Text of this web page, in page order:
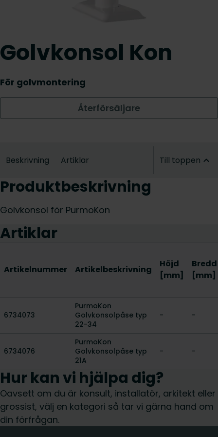
Golvkonsol Kon
För golvmontering
Återförsäljare
Beskrivning Artiklar Till toppen
Produktbeskrivning
Golvkonsol för PurmoKon
Artiklar
Artikelnummer Artikelbeskrivning
Höjd
[mm]
Bredd
[mm]
6734073
PurmoKon
Golvkonsolpåse typ
22-34
- -
6734076
PurmoKon
Golvkonsolpåse typ
21A
- -
Hur kan vi hjälpa dig?
Oavsett om du är konsult, installatör, arkitekt eller
grossist, välj en kategori så tar vi gärna hand om
din förfrågan.